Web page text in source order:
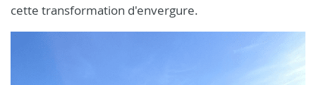
cette transformation d'envergure.